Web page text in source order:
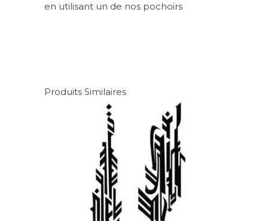
en utilisant un de nos pochoirs
Produits Similaires